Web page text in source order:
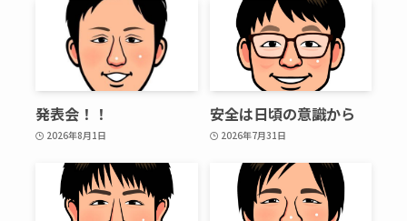
発表会！！
2026年8月1日
安全は日頃の意識から
2026年7月31日